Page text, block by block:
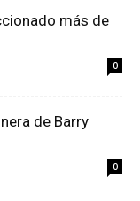
más de
0
de Barry
0